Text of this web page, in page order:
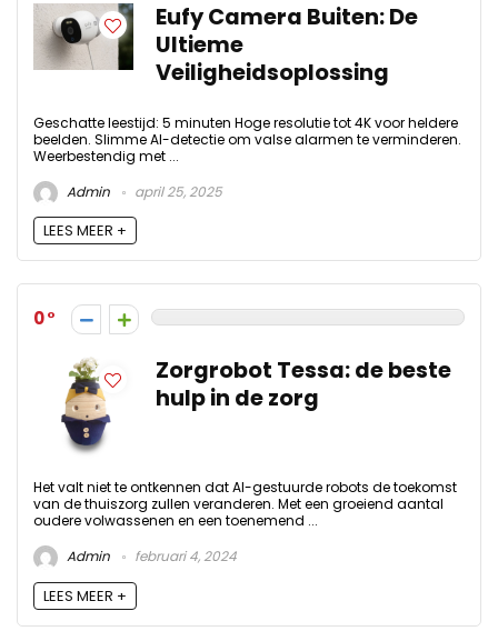
Eufy Camera Buiten: De
Ultieme
Veiligheidsoplossing
Geschatte leestijd: 5 minuten Hoge resolutie tot 4K voor heldere
beelden. Slimme AI-detectie om valse alarmen te verminderen.
Weerbestendig met ...
Admin
april 25, 2025
LEES MEER +
0
Zorgrobot Tessa: de beste
hulp in de zorg
Het valt niet te ontkennen dat AI-gestuurde robots de toekomst
van de thuiszorg zullen veranderen. Met een groeiend aantal
oudere volwassenen en een toenemend ...
Admin
februari 4, 2024
LEES MEER +